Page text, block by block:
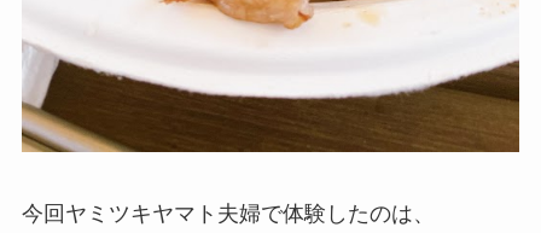
今回ヤミツキヤマト夫婦で体験したのは、